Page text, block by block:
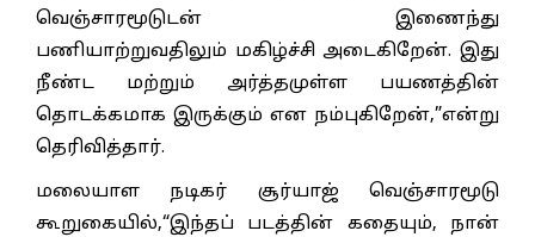
வெஞ்சாரமூடுடன் இணைந்து
பணியாற்றுவதிலும் மகிழ்ச்சி அடைகிறேன். இது
நீண்ட மற்றும் அர்த்தமுள்ள பயணத்தின்
தொடக்கமாக இருக்கும் என நம்புகிறேன்,”என்று
தெரிவித்தார்.
மலையாள நடிகர் சூர்யாஜ் வெஞ்சாரமூடு
கூறுகையில்,“இந்தப் படத்தின் கதையும், நான்